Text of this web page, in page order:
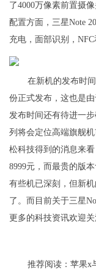
了4000万像素前置摄
配置方面，三星Note
充电，面部识别，NFC
在新机的发布时
份正式发布，这也是
发布时间还有待进一
列将会定位高端旗舰
松科技得到的消息来
8999元，而最贵的版
有些机已深刻，但新
了。而目前关于三星
更多的科技资讯欢迎
推荐阅读： 苹果x